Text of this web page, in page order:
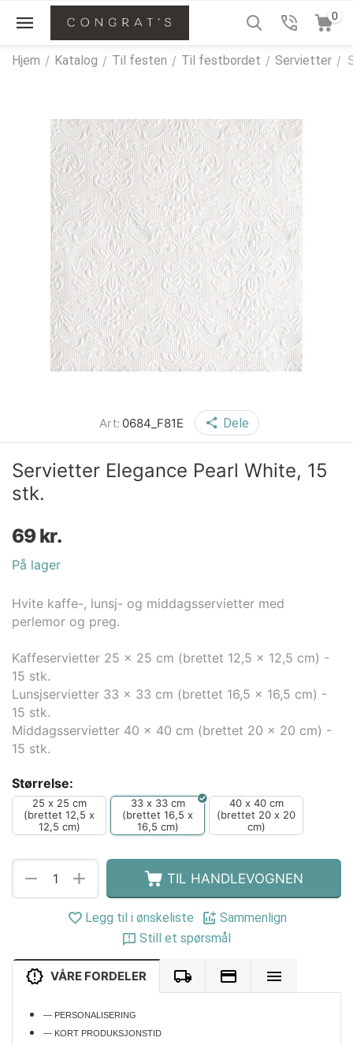
0
Hjem / Katalog / Til festen / Til festbordet / Servietter /
Art: 0684_F81E Dele
Servietter Elegance Pearl White, 15
stk.
69 kr.
På lager
Hvite kaffe-, lunsj- og middagsservietter med
perlemor og preg.
Kaffeservietter 25 x 25 cm (brettet 12,5 x 12,5 cm) -
15 stk.
Lunsjservietter 33 x 33 cm (brettet 16,5 x 16,5 cm) -
15 stk.
Middagsservietter 40 x 40 cm (brettet 20 x 20 cm) -
15 stk.
Størrelse:
25 x 25 cm
(brettet 12,5 x
12,5 cm)
33 x 33 cm
(brettet 16,5 x
16,5 cm)
40 x 40 cm
(brettet 20 x 20
cm)
+
− TIL HANDLEVOGNEN
Legg til i ønskeliste
Sammenlign
Still et spørsmål
VÅRE FORDELER
— PERSONALISERING
— KORT PRODUKSJONSTID